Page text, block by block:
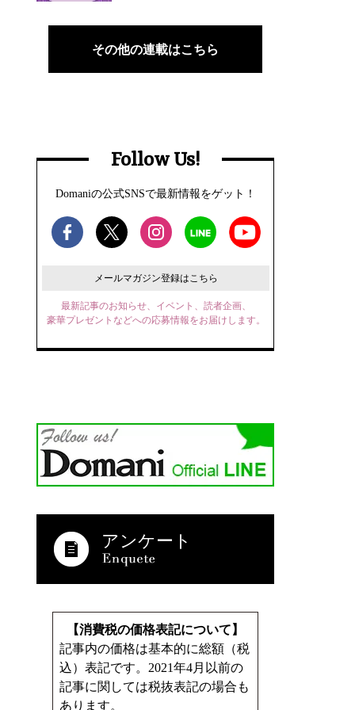
その他の連載はこちら
Follow Us!
Domaniの公式SNSで最新情報をゲット！
メールマガジン登録はこちら
最新記事のお知らせ、イベント、読者企画、
豪華プレゼントなどへの応募情報をお届けします。
アンケート
【消費税の価格表記について】
記事内の価格は基本的に総額（税
込）表記です。2021年4月以前の
記事に関しては税抜表記の場合も
あります。